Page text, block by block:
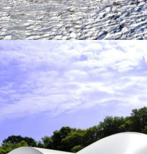
10-2014 / NAVE TENISARENA